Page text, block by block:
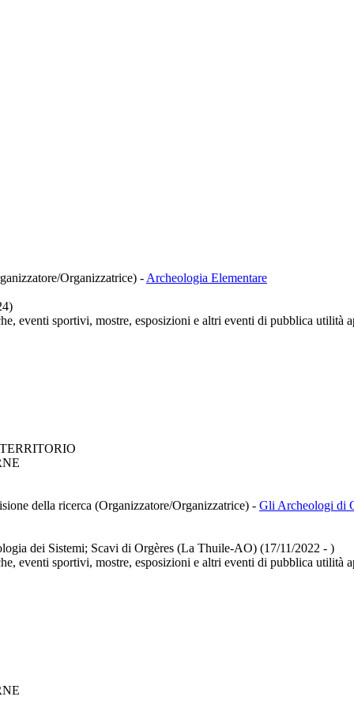
Organizzatrice) - Archeologia Elementare
eventi sportivi, mostre, esposizioni e altri eventi di pubblica utilità
della ricerca (Organizzatore/Organizzatrice) - Gli Archeologi di
dei Sistemi; Scavi di Orgères (La Thuile-AO) (17/11/2022 - )
eventi sportivi, mostre, esposizioni e altri eventi di pubblica utilità